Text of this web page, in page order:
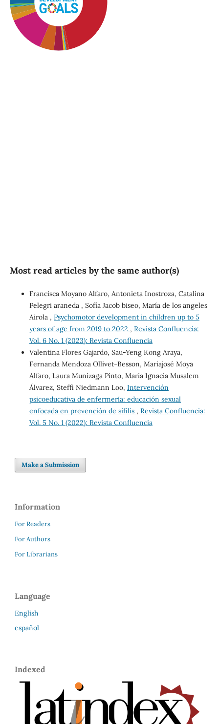
Most read articles by the same author(s)
Francisca Moyano Alfaro, Antonieta Inostroza, Catalina
Pelegri araneda , Sofía Jacob biseo, María de los angeles
Airola , Psychomotor development in children up to 5
years of age from 2019 to 2022 , Revista Confluencia:
Vol. 6 No. 1 (2023): Revista Confluencia
Valentina Flores Gajardo, Sau-Yeng Kong Araya,
Fernanda Mendoza Ollivet-Besson, Mariajosé Moya
Alfaro, Laura Munizaga Pinto, María Ignacia Musalem
Álvarez, Steffi Niedmann Loo, Intervención
psicoeducativa de enfermería: educación sexual
enfocada en prevención de sífilis , Revista Confluencia:
Vol. 5 No. 1 (2022): Revista Confluencia
Make a Submission
Information
For Readers
For Authors
For Librarians
Language
English
español
Indexed